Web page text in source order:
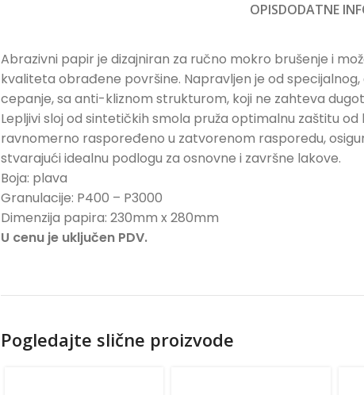
OPISDODATNE
Abrazivni papir je dizajniran za ručno mokro brušenje i
kvaliteta obrađene površine. Napravljen je od
cepanje, sa anti-kliznom strukturom, koji ne zahteva
Lepljivi sloj od sintetičkih smola pruža optimalnu zaštitu
ravnomerno raspoređeno u zatvorenom rasporedu,
stvarajući idealnu podlogu za osnovne i završne lakove.
Boja: plava
Granulacije: P400 – P3000
Dimenzija papira: 230mm x 280mm
U cenu je uključen PDV.
Pogledajte slične proizvode